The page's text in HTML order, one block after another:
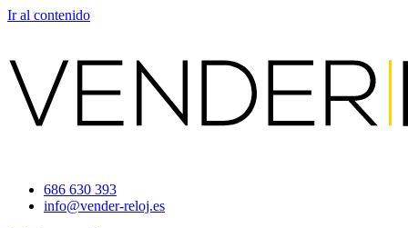
Ir al contenido
686 630 393
info@vender-reloj.es